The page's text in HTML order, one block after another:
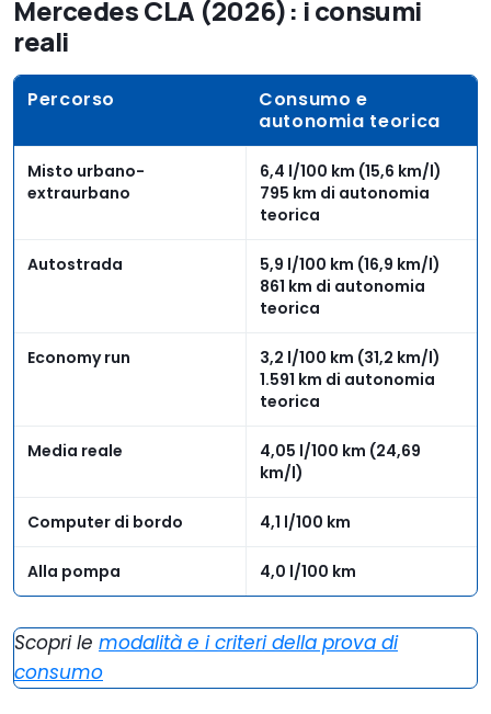
Mercedes CLA (2026): i consumi
reali
Percorso
Consumo e
autonomia teorica
Misto urbano-
extraurbano
6,4 l/100 km (15,6 km/l)
795 km di autonomia
teorica
Autostrada
5,9 l/100 km (16,9 km/l)
861 km di autonomia
teorica
Economy run
3,2 l/100 km (31,2 km/l)
1.591 km di autonomia
teorica
Media reale
4,05 l/100 km (24,69
km/l)
Computer di bordo 4,1 l/100 km
Alla pompa 4,0 l/100 km
Scopri le modalità e i criteri della prova di
consumo